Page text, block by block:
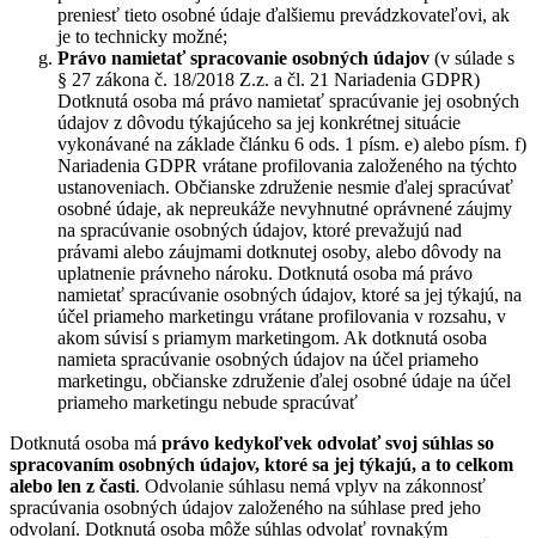
preniesť tieto osobné údaje ďalšiemu prevádzkovateľovi, ak
je to technicky možné;
Právo namietať spracovanie osobných údajov (v súlade s
§ 27 zákona č. 18/2018 Z.z. a čl. 21 Nariadenia GDPR)
Dotknutá osoba má právo namietať spracúvanie jej osobných
údajov z dôvodu týkajúceho sa jej konkrétnej situácie
vykonávané na základe článku 6 ods. 1 písm. e) alebo písm. f)
Nariadenia GDPR vrátane profilovania založeného na týchto
ustanoveniach. Občianske združenie nesmie ďalej spracúvať
osobné údaje, ak nepreukáže nevyhnutné oprávnené záujmy
na spracúvanie osobných údajov, ktoré prevažujú nad
právami alebo záujmami dotknutej osoby, alebo dôvody na
uplatnenie právneho nároku. Dotknutá osoba má právo
namietať spracúvanie osobných údajov, ktoré sa jej týkajú, na
účel priameho marketingu vrátane profilovania v rozsahu, v
akom súvisí s priamym marketingom. Ak dotknutá osoba
namieta spracúvanie osobných údajov na účel priameho
marketingu, občianske združenie ďalej osobné údaje na účel
priameho marketingu nebude spracúvať
Dotknutá osoba má právo kedykoľvek odvolať svoj súhlas so
spracovaním osobných údajov, ktoré sa jej týkajú, a to celkom
alebo len z časti. Odvolanie súhlasu nemá vplyv na zákonnosť
spracúvania osobných údajov založeného na súhlase pred jeho
odvolaní. Dotknutá osoba môže súhlas odvolať rovnakým